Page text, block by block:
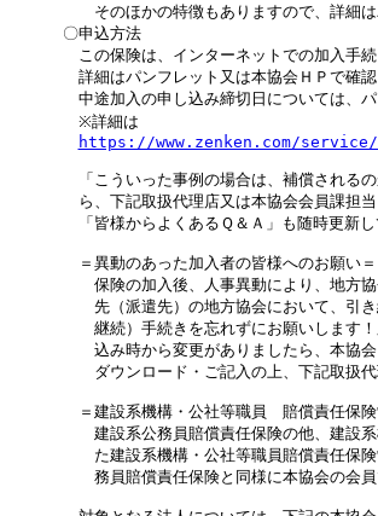
そのほかの特徴もありますので、詳細は
〇申込方法
この保険は、インターネットでの加入手
詳細はパンフレット又は本協会ＨＰで確
中途加入の申し込み締切日については、
※詳細は
https://www.zenken.com/
「こういった事例の場合は、補償される
ら、下記取扱代理店又は本協会会員課担
「皆様からよくあるＱ＆Ａ」も随時更新
＝異動のあった加入者の皆様へのお願い＝
保険の加入後、人事異動により、地方協
先（派遣先）の地方協会において、引き
継続）手続きを忘れずにお願いします！
込み時から変更がありましたら、本協会
ダウンロード・ご記入の上、下記取扱代
＝建設系機構・公社等職員　賠償責任保
建設系公務員賠償責任保険の他、建設系
た建設系機構・公社等職員賠償責任保険
務員賠償責任保険と同様に本協会の会員